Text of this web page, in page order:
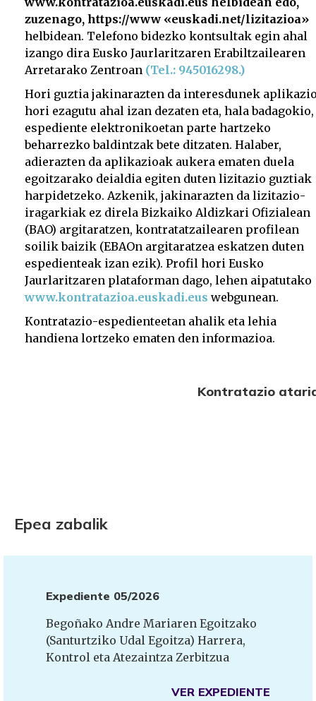
zuzenago, https://www «euskadi.net/lizitazioa»
helbidean. Telefono bidezko kontsultak egin ahal
izango dira Eusko Jaurlaritzaren Erabiltzailearen
Arretarako Zentroan (Tel.: 945016298.)
Hori guztia jakinarazten da interesdunek
hori ezagutu ahal izan dezaten eta, hala badagokio,
espediente elektronikoetan parte hartzeko
beharrezko baldintzak bete ditzaten. Halaber,
adierazten da aplikazioak aukera ematen duela
egoitzarako deialdia egiten duten lizitazio guztiak
harpidetzeko. Azkenik, jakinarazten da lizitazio-
iragarkiak ez direla Bizkaiko Aldizkari Ofizialean
(BAO) argitaratzen, kontratatzailearen profilean
soilik baizik (EBAOn argitaratzea eskatzen duten
espedienteak izan ezik). Profil hori Eusko
Jaurlaritzaren plataforman dago, lehen aipatutako
www.kontratazioa.euskadi.eus webgunean.
Kontratazio-espedienteetan ahalik eta lehia
handiena lortzeko ematen den informazioa.
Kontratazio
Epea zabalik
Expediente 05/2026
Begoñako Andre Mariaren Egoitzako
(Santurtziko Udal Egoitza) Harrera,
Kontrol eta Atezaintza Zerbitzua
VER EXPEDIENTE